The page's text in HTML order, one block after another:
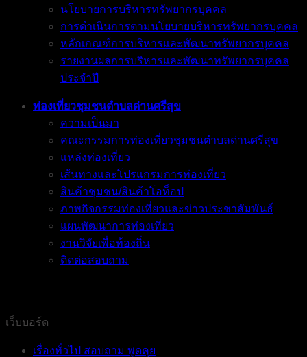
นโยบายการบริหารทรัพยากรบุคคล
การดำเนินการตามนโยบายบริหารทรัพยากรบุคคล
หลักเกณฑ์การบริหารและพัฒนาทรัพยากรบุคคล
รายงานผลการบริหารและพัฒนาทรัพยากรบุคคล
ประจำปี
ท่องเที่ยวชุมชนตำบลด่านศรีสุข
ความเป็นมา
คณะกรรมการท่องเที่ยวชุมชนตำบลด่านศรีสุข
แหล่งท่องเที่ยว
เส้นทางและโปรแกรมการท่องเที่ยว
สินค้าชุมชน/สินค้าโอท็อป
ภาพกิจกรรมท่องเที่ยวและข่าวประชาสัมพันธ์
แผนพัฒนาการท่องเที่ยว
งานวิจัยเพื่อท้องถิ่น
ติดต่อสอบถาม
เว็บบอร์ด
เรื่องทั่วไป สอบถาม พูดคุย